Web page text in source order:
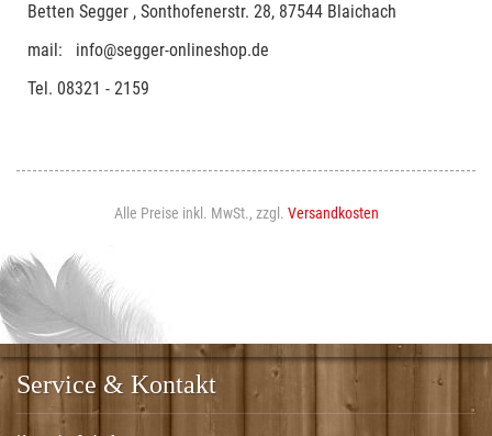
Betten Segger , Sonthofenerstr. 28, 87544 Blaichach
mail: info@segger-onlineshop.de
Tel. 08321 - 2159
Alle Preise inkl. MwSt., zzgl. Versandkosten
Service & Kontakt